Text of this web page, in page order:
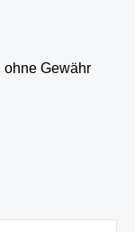
ohne Gewähr